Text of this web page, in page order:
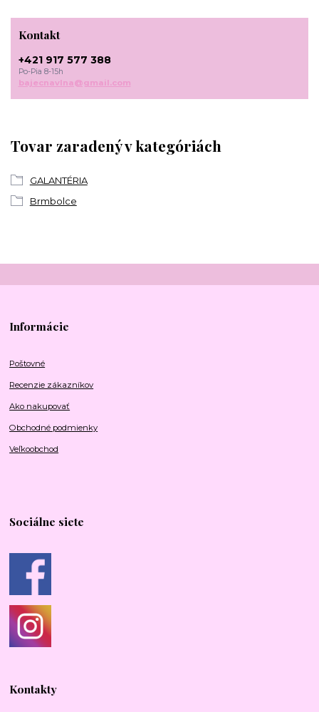
Tovar zaradený v kategóriách
GALANTÉRIA
Brmbolce
Kontakt
+421 917 577 388
Po-Pia 8-15h
bajecnavlna@gmail.com
Informácie
Poštovné
Recenzie zákazníkov
Ako nakupovať
Obchodné podmienky
Veľkoobchod
Sociálne siete
Kontakty